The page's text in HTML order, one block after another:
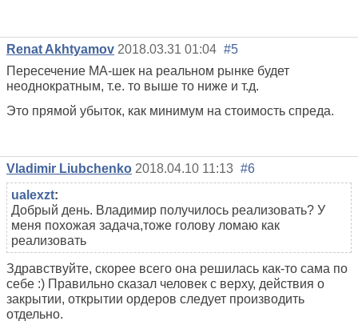
Renat Akhtyamov 2018.03.31 01:04 #5
Пересечение МА-шек на реальном рынке будет
неоднократным, т.е. то выше то ниже и т.д.
Это прямой убыток, как минимум на стоимость спреда.
Vladimir Liubchenko 2018.04.10 11:13 #6
ualexzt:
Добрый день. Владимир получилось реализовать? У
меня похожая задача,тоже голову ломаю как
реализовать
Здравствуйте, скорее всего она решилась как-то сама по
себе :) Правильно сказал человек с верху, действия о
закрытии, открытии ордеров следует производить
отдельно.